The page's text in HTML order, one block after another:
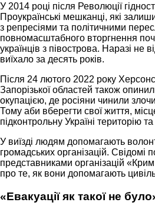
У 2014 році після Революції
Проукраїнські мешканці, які
з репресіями та політичними
повномасштабного вторгнення
українців з півострова. Наразі не
виїхало за десять років.
Після 24 лютого 2022 року
Запорізької областей також
окупацією, де росіяни чинили
Тому аби вберегти свої життя,
підконтрольну Україні територію
У виїзді людям допомагають
громадських організацій. Свідомі
представниками організацій
про те, як вони допомагають
«Евакуації як такої не